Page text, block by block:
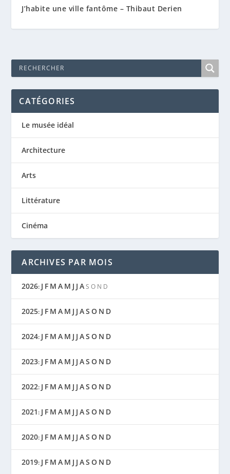
J’habite une ville fantôme – Thibaut Derien
CATÉGORIES
Le musée idéal
Architecture
Arts
Littérature
Cinéma
ARCHIVES PAR MOIS
2026: J F M A M J J A S O N D
2025: J F M A M J J AS O N D
2024: J F M A M J J AS O N D
2023: J F M A M J J AS O N D
2022: J F M A M J J AS O N D
2021: J F M A M J J AS O N D
2020: J F M A M J J AS O N D
2019: J F M A M J J AS O N D